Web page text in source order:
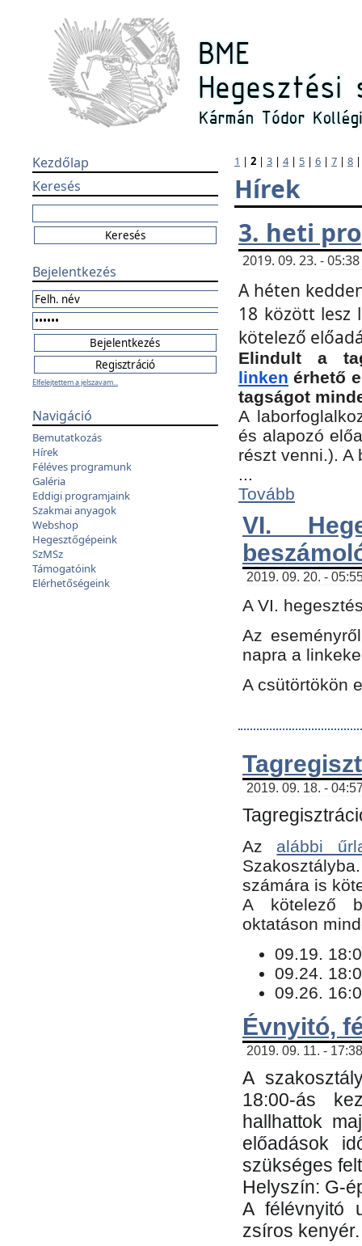
Kezdőlap
Keresés
Bejelentkezés
Elfelejtettem a jelszavam...
Navigáció
Bemutatkozás
Hírek
Féléves programunk
Galéria
Eddigi programjaink
Szakmai anyagok
Webshop
Hegesztőgépeink
SzMSz
Támogatóink
Elérhetőségeink
1 | 2 | 3 | 4| 5 | 6 | 7 | 8
Hírek
3. heti
2019. 09. 23. -
A héten
18 között lesz
kötelező
Elindult a
linken érhető
tagságot
A
és alapozó
részt venni.).
...
Tovább
VI.
2019. 09. 20. -
A VI.
Az
napra a
A csütörtökön
2019. 09. 18. -
Az alábbi
számára is
​A kötelező
oktatáson
09.19.
09.24.
09.26.
Évnyitó,
2019. 09. 11. -
A
18:00-ás
hallhattok
előadások
szükséges
Helyszín: G-
A félévnyitó
zsíros kenyér.